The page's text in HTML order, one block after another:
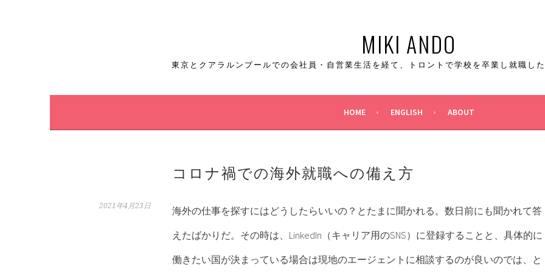
へ
MIKI ANDO
東京とクアラルンプールでの会社員・自営業生活を経て、トロントで学校を卒業し就職し
HOME ENGLISH ABOUT
コロナ禍での海外就職への備え方
2021年4月23日
海外の仕事を探すにはどうしたらいいの？とたまに聞かれる。数日前にも聞かれて答
えたばかりだ。その時は、LinkedIn（キャリア用のSNS）に登録することと、具体的に
働きたい国が決まっている場合は現地のエージェントに相談するのが良いのでは、と